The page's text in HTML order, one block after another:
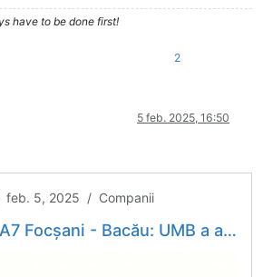
have to be done first!
2
5 feb. 2025, 16:50
feb. 5, 2025 / Companii
UMB a ajuns la un stadiu de 42% pe lotul 1 (Video) - Economica.net